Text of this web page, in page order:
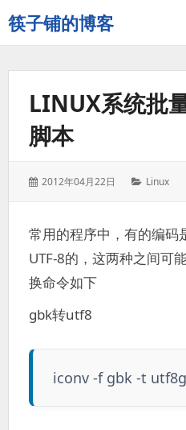
筷子铺的博客
记
录
LINUX系统批
脚本
发
2012年04月22日
分
Linux
常用的程序中，有的编码
UTF-8的，这两种之间可
换命令如下
gbk转utf8
iconv -f gbk -t